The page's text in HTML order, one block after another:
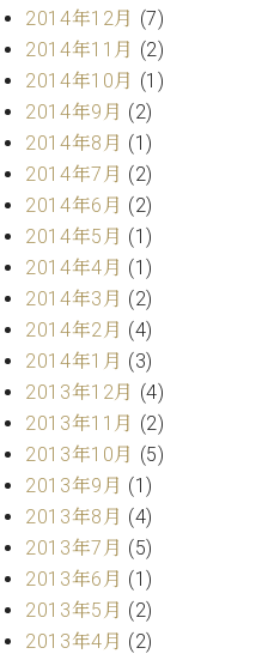
2014年12月 (7)
2014年11月 (2)
2014年10月 (1)
2014年9月 (2)
2014年8月 (1)
2014年7月 (2)
2014年6月 (2)
2014年5月 (1)
2014年4月 (1)
2014年3月 (2)
2014年2月 (4)
2014年1月 (3)
2013年12月 (4)
2013年11月 (2)
2013年10月 (5)
2013年9月 (1)
2013年8月 (4)
2013年7月 (5)
2013年6月 (1)
2013年5月 (2)
2013年4月 (2)